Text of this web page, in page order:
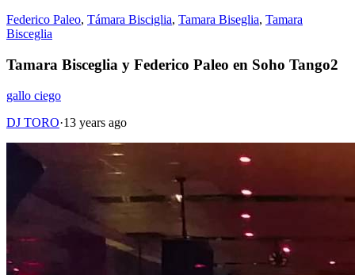
Federico Paleo, Támara Bisciglia, Tamara Biseglia, Tamara
Bisceglia
Tamara Bisceglia y Federico Paleo en Soho Tango2
gallo ciego
DJ TORO·13 years ago